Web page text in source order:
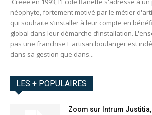
néophyte, fortement motivé par le métier
qui souhaite s’installer à leur compte en
global dans leur démarche d’installation.
pas une franchise L'artisan boulanger est
dans sa gestion que dans...
LES + POPULAIRES
Zoom sur Intrum